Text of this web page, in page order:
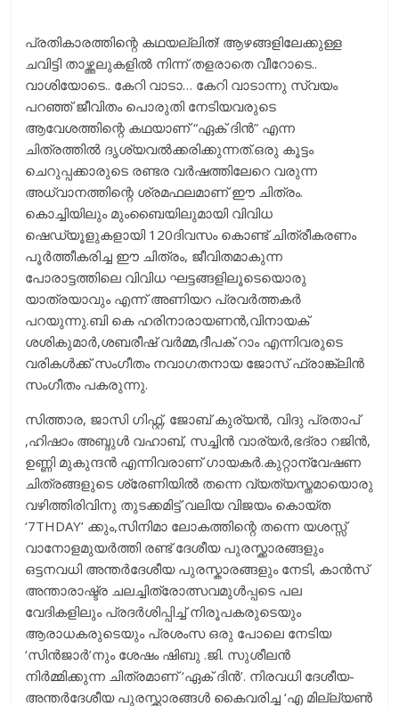
പ്രതികാരത്തിന്റെ കഥയല്ലിത്! ആഴങ്ങളിലേക്കുള്ള
ചവിട്ടി താഴ്ത്തലുകളിൽ നിന്ന് തളരാതെ വീറോടെ..
വാശിയോടെ.. കേറി വാടാ… കേറി വാടാന്നു സ്വയം
പറഞ്ഞ് ജീവിതം പൊരുതി നേടിയവരുടെ
ആവേശത്തിന്റെ കഥയാണ് “ഏക് ദിൻ” എന്ന
ചിത്രത്തിൽ ദൃശ്യവൽക്കരിക്കുന്നത്.ഒരു കൂട്ടം
ചെറുപ്പക്കാരുടെ രണ്ടര വർഷത്തിലേറെ വരുന്ന
അധ്വാനത്തിന്റെ ശ്രമഫലമാണ് ഈ ചിത്രം.
കൊച്ചിയിലും മുംബൈയിലുമായി വിവിധ
ഷെഡ്യൂളുകളായി 120ദിവസം കൊണ്ട് ചിത്രീകരണം
പൂർത്തീകരിച്ച ഈ ചിത്രം, ജീവിതമാകുന്ന
പോരാട്ടത്തിലെ വിവിധ ഘട്ടങ്ങളിലൂടെയൊരു
യാത്രയാവും എന്ന് അണിയറ പ്രവർത്തകർ
പറയുന്നു.ബി കെ ഹരിനാരായണൻ,വിനായക്
ശശികുമാർ,ശബരീഷ് വർമ്മ,ദീപക് റാം എന്നിവരുടെ
വരികൾക്ക് സംഗീതം നവാഗതനായ ജോസ് ഫ്രാങ്ക്‌ലിൻ
സംഗീതം പകരുന്നു.
സിത്താര, ജാസി ഗിഫ്റ്റ്, ജോബ് കുര്യൻ, വിദു പ്രതാപ്
,ഹിഷാം അബ്ദുൾ വഹാബ്, സച്ചിൻ വാര്യർ,ഭദ്രാ റജിൻ,
ഉണ്ണി മുകുന്ദൻ എന്നിവരാണ് ഗായകർ.കുറ്റാന്വേഷണ
ചിത്രങ്ങളുടെ ശ്രേണിയിൽ തന്നെ വ്യത്യസ്തമായൊരു
വഴിത്തിരിവിനു തുടക്കമിട്ട് വലിയ വിജയം കൊയ്ത
‘7THDAY’ ക്കും,സിനിമാ ലോകത്തിന്റെ തന്നെ യശസ്സ്
വാനോളമുയർത്തി രണ്ട് ദേശീയ പുരസ്ക്കാരങ്ങളും
ഒട്ടനവധി അന്തർദേശീയ പുരസ്കാരങ്ങളും നേടി, കാൻസ്
അന്താരാഷ്ട്ര ചലച്ചിത്രോത്സവമുൾപ്പടെ പല
വേദികളിലും പ്രദർശിപ്പിച്ച് നിരൂപകരുടെയും
ആരാധകരുടെയും പ്രശംസ ഒരു പോലെ നേടിയ
‘സിൻജാർ’നും ശേഷം ഷിബു .ജി. സുശീലൻ
നിർമ്മിക്കുന്ന ചിത്രമാണ് ‘ഏക് ദിൻ’. നിരവധി ദേശീയ-
അന്തർദേശീയ പുരസ്ക്കാരങ്ങൾ കൈവരിച്ച ‘എ മില്ല്യൺ